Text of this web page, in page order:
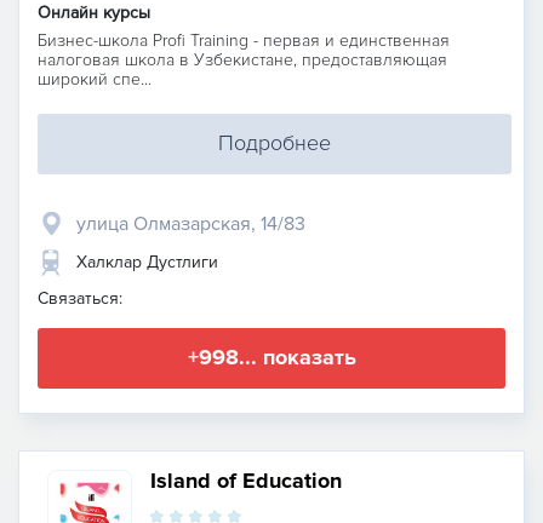
Онлайн курсы
Бизнес-школа Profi Training - первая и единственная
налоговая школа в Узбекистане, предоставляющая
широкий спе...
Подробнее
улица Олмазарская, 14/83
Халклар Дустлиги
Связаться:
+998... показать
Island of Education